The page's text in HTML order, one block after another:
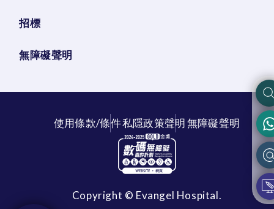
招標
無障礙聲明
使用條款/條件私隱政策聲明無障礙聲明
Copyright © Evangel Hospital.